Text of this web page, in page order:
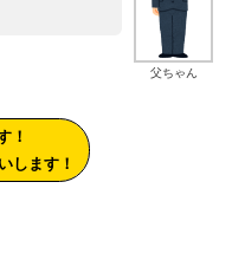
父ちゃん
！
します！